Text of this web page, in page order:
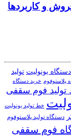
و کاربردها
دستگاه یونولیت تولید
پلاستوفوم خرید دستگاه
فوم سقفی
خط تولید یونولیت
دستگاه تولید پلاستوفوم
فوم سقفی